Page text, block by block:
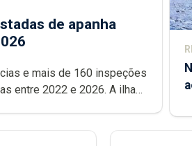
de apanha
inspeções
e 2026. A ilha